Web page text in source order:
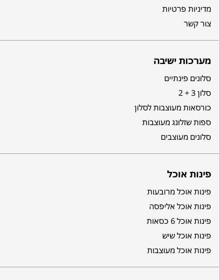
מדיניות פרטיות
צור קשר
מערכות ישיבה
סלונים פינתיים
סלון 3 + 2
כורסאות מעוצבות לסלון
ספות שזלונג מעוצבות
סלונים מעוצבים
פינות אוכל
פינות אוכל מרובעות
פינות אוכל אליפסה
פינות אוכל 6 כסאות
פינות אוכל שיש
פינות אוכל מעוצבות